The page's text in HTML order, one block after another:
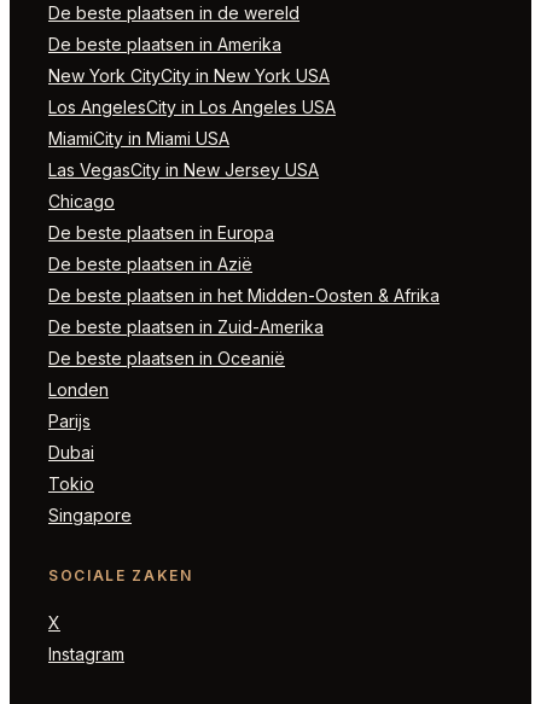
De beste plaatsen in de wereld
De beste plaatsen in Amerika
New York CityCity in New York USA
Los AngelesCity in Los Angeles USA
MiamiCity in Miami USA
Las VegasCity in New Jersey USA
Chicago
De beste plaatsen in Europa
De beste plaatsen in Azië
De beste plaatsen in het Midden-Oosten & Afrika
De beste plaatsen in Zuid-Amerika
De beste plaatsen in Oceanië
Londen
Parijs
Dubai
Tokio
Singapore
SOCIALE ZAKEN
X
Instagram